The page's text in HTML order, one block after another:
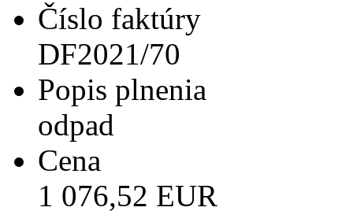
Číslo faktúry
DF2021/70
Popis plnenia
odpad
Cena
1 076,52 EUR